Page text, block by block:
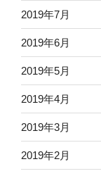
2019年7月
2019年6月
2019年5月
2019年4月
2019年3月
2019年2月